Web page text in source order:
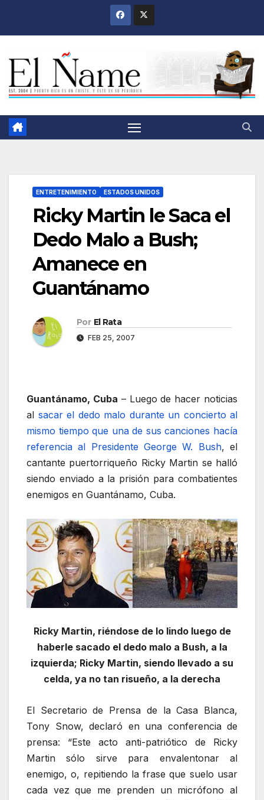
ENTRETENIMIENTO ESTADOS UNIDOS
Ricky Martin le Saca el
Dedo Malo a Bush;
Amanece en
Guantánamo
Por El Rata
FEB 25, 2007
Guantánamo, Cuba – Luego de hacer noticias
al sacar el dedo malo durante un concierto al
mismo tiempo que una de sus canciones hacía
referencia al Presidente George W. Bush, el
cantante puertorriqueño Ricky Martin se halló
siendo enviado a la prisión para combatientes
enemigos en Guantánamo, Cuba.
Ricky Martin, riéndose de lo lindo luego de
haberle sacado el dedo malo a Bush, a la
izquierda; Ricky Martin, siendo llevado a su
celda, ya no tan risueño, a la derecha
El Secretario de Prensa de la Casa Blanca,
Tony Snow, declaró en una conferencia de
prensa: “Este acto anti-patriótico de Ricky
Martin sólo sirve para envalentonar al
enemigo, o, repitiendo la frase que suelo usar
cada vez que me prenden un micrófono al